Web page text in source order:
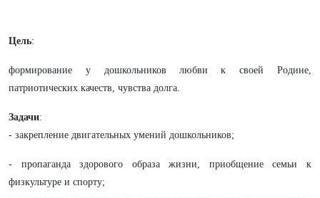
Цель:
формирование у дошкольников любви к своей Родине,
патриотических качеств, чувства долга.
Задачи:
- закрепление двигательных умений дошкольников;
- пропаганда здорового образа жизни, приобщение семьи к
физкультуре и спорту;